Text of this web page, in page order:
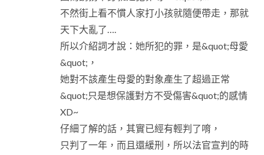
不然街上看不慣人家打小孩就隨便帶走，那就
天下大亂了….
所以介紹詞才說：她所犯的罪，是&quot;母愛
&quot;，
她對不該產生母愛的對象產生了超過正常
&quot;只是想保護對方不受傷害&quot;的感情
XD~
仔細了解的話，其實已經有輕判了唷，
只判了一年，而且還緩刑，所以法官宣判的時